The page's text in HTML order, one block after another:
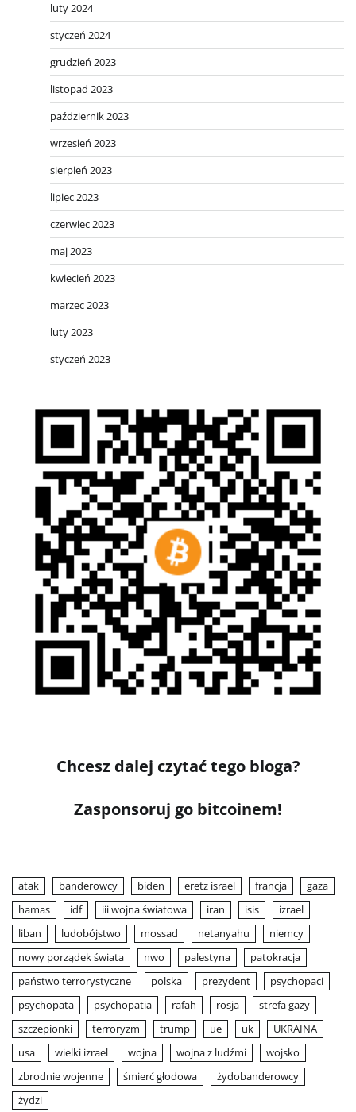
luty 2024
styczeń 2024
grudzień 2023
listopad 2023
październik 2023
wrzesień 2023
sierpień 2023
lipiec 2023
czerwiec 2023
maj 2023
kwiecień 2023
marzec 2023
luty 2023
styczeń 2023
Chcesz dalej czytać tego bloga?
Zasponsoruj go bitcoinem!
atak banderowcy biden eretz israel francja
gaza
hamas
idf iii wojna światowa iran isis
izrael
liban
ludobójstwo mossad netanyahu
niemcy
nowy porządek świata
nwo palestyna
patokracja
państwo terrorystyczne
polska prezydent
psychopaci
psychopata
psychopatia rafah rosja
strefa gazy
szczepionki
terroryzm trump ue uk
UKRAINA
usa
wielki izrael wojna wojna z ludźmi
wojsko
zbrodnie wojenne
śmierć głodowa
żydobanderowcy
żydzi